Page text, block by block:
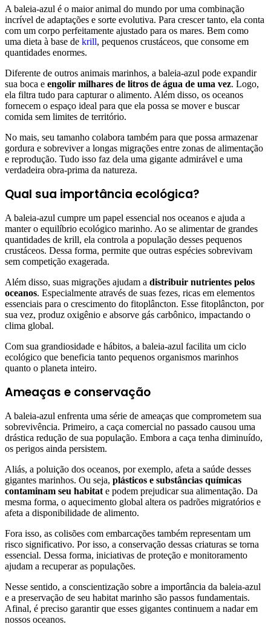
A baleia-azul é o maior animal do mundo por uma combinação
incrível de adaptações e sorte evolutiva. Para crescer tanto, ela conta
com um corpo perfeitamente ajustado para os mares. Bem como
uma dieta à base de krill, pequenos crustáceos, que consome em
quantidades enormes.
Diferente de outros animais marinhos, a baleia-azul pode expandir
sua boca e engolir milhares de litros de água de uma vez. Logo,
ela filtra tudo para capturar o alimento. Além disso, os oceanos
fornecem o espaço ideal para que ela possa se mover e buscar
comida sem limites de território.
No mais, seu tamanho colabora também para que possa armazenar
gordura e sobreviver a longas migrações entre zonas de alimentação
e reprodução. Tudo isso faz dela uma gigante admirável e uma
verdadeira obra-prima da natureza.
Qual sua importância ecológica?
A baleia-azul cumpre um papel essencial nos oceanos e ajuda a
manter o equilíbrio ecológico marinho. Ao se alimentar de grandes
quantidades de krill, ela controla a população desses pequenos
crustáceos. Dessa forma, permite que outras espécies sobrevivam
sem competição exagerada.
Além disso, suas migrações ajudam a distribuir nutrientes pelos
oceanos. Especialmente através de suas fezes, ricas em elementos
essenciais para o crescimento do fitoplâncton. Esse fitoplâncton, por
sua vez, produz oxigênio e absorve gás carbônico, impactando o
clima global.
Com sua grandiosidade e hábitos, a baleia-azul facilita um ciclo
ecológico que beneficia tanto pequenos organismos marinhos
quanto o planeta inteiro.
Ameaças e conservação
A baleia-azul enfrenta uma série de ameaças que comprometem sua
sobrevivência. Primeiro, a caça comercial no passado causou uma
drástica redução de sua população. Embora a caça tenha diminuído,
os perigos ainda persistem.
Aliás, a poluição dos oceanos, por exemplo, afeta a saúde desses
gigantes marinhos. Ou seja, plásticos e substâncias químicas
contaminam seu habitat e podem prejudicar sua alimentação. Da
mesma forma, o aquecimento global altera os padrões migratórios e
afeta a disponibilidade de alimento.
Fora isso, as colisões com embarcações também representam um
risco significativo. Por isso, a conservação dessas criaturas se torna
essencial. Dessa forma, iniciativas de proteção e monitoramento
ajudam a recuperar as populações.
Nesse sentido, a conscientização sobre a importância da baleia-azul
e a preservação de seu habitat marinho são passos fundamentais.
Afinal, é preciso garantir que esses gigantes continuem a nadar em
nossos oceanos.